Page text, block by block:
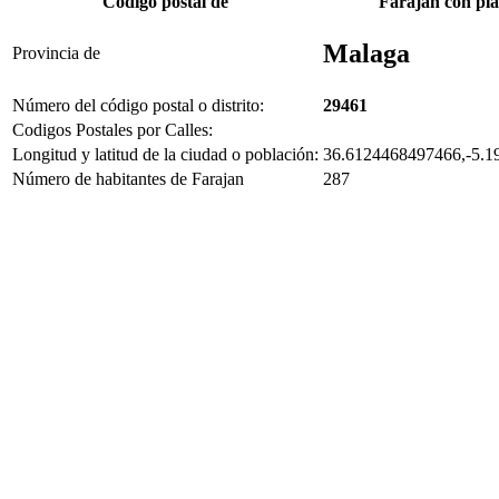
Provincia de Malaga
Número del código postal o distrito:
29461
Codigos Postales por Calles:
Longitud y latitud de la ciudad o población: 36.6124468497466,-
Número de habitantes de Farajan
287